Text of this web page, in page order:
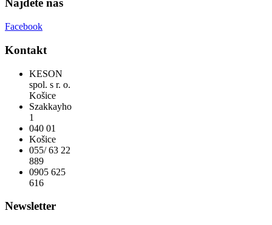
Nájdete nás
Facebook
Kontakt
KESON
spol. s r. o.
Košice
Szakkayho
1
040 01
Košice
055/ 63 22
889
0905 625
616
Newsletter